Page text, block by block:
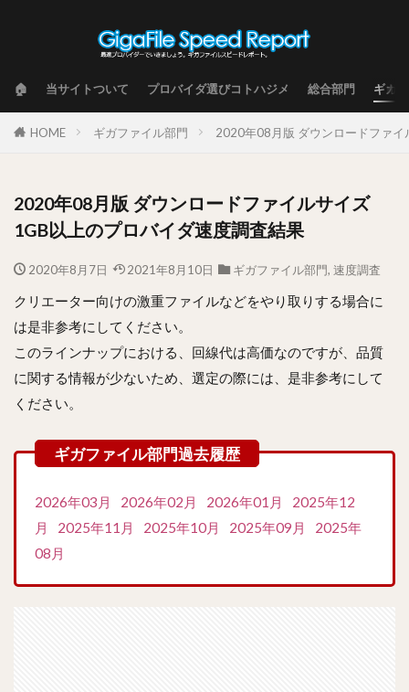
🏠 当サイトついて プロバイダ選びコトハジメ 総合部門 ギガ
HOME ギガファイル部門 2020年08月版 ダウンロードファ
2020年08月版 ダウンロードファイルサイズ
1GB以上のプロバイダ速度調査結果
2020年8月7日 2021年8月10日 ギガファイル部門, 速度調査
クリエーター向けの激重ファイルなどをやり取りする場合に
は是非参考にしてください。
このラインナップにおける、回線代は高価なのですが、品質
に関する情報が少ないため、選定の際には、是非参考にして
ください。
2026年03月 2026年02月 2026年01月
2025年12
月
2025年11月 2025年10月 2025年09月
2025年
08月